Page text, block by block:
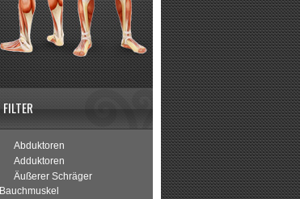
FILTER
Abduktoren
Adduktoren
Äußerer Schräger
Bauchmuskel